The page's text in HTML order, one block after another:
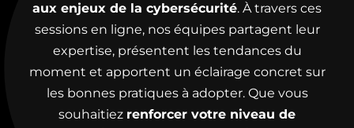
aux enjeux de la cybersécurité. À travers ces
sessions en ligne, nos équipes partagent leur
expertise, présentent les tendances du
moment et apportent un éclairage concret sur
les bonnes pratiques à adopter. Que vous
souhaitiez renforcer votre niveau de